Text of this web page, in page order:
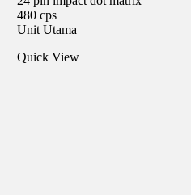
480 cps
Unit Utama
Quick View